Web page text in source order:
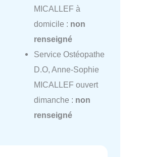
MICALLEF à
domicile : non
renseigné
Service Ostéopathe
D.O, Anne-Sophie
MICALLEF ouvert
dimanche : non
renseigné